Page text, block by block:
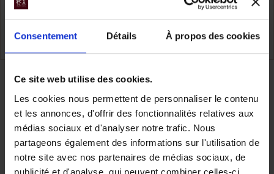
Consentement Détails À propos des cookies
Ce site web utilise des cookies.
Les cookies nous permettent de personnaliser le contenu
et les annonces, d'offrir des fonctionnalités relatives aux
médias sociaux et d'analyser notre trafic. Nous
partageons également des informations sur l'utilisation de
notre site avec nos partenaires de médias sociaux, de
publicité et d'analyse, qui peuvent combiner celles-ci
Indonésie
TOUS NOS VOYAGES INDONÉSIE
Partager
Faites nous part de vos